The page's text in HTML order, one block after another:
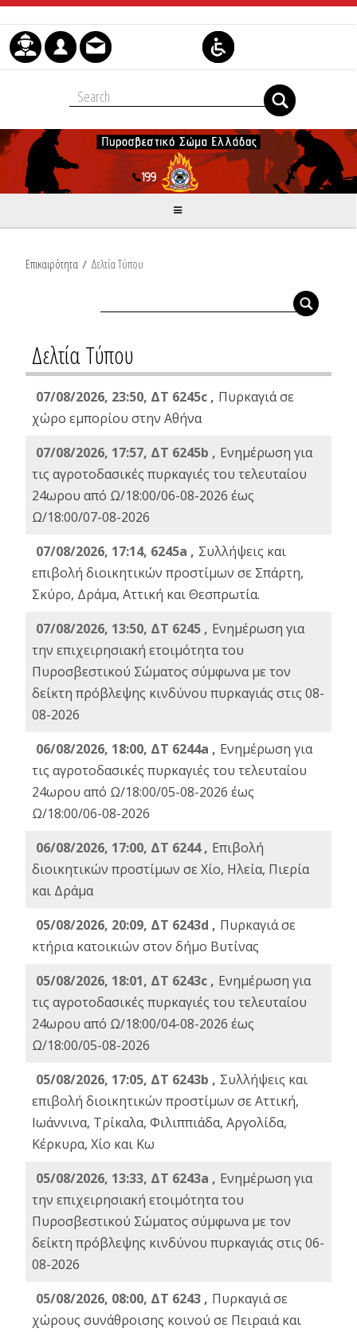
Μετάβαση στο περιεχόμενο
Επικαιρότητα / Δελτία Τύπου
Δελτία Τύπου
07/08/2026, 23:50, ΔΤ 6245c , Πυρκαγιά σε
χώρο εμπορίου στην Αθήνα
07/08/2026, 17:57, ΔΤ 6245b , Ενημέρωση για
τις αγροτοδασικές πυρκαγιές του τελευταίου
24ωρου από Ω/18:00/06-08-2026 έως
Ω/18:00/07-08-2026
07/08/2026, 17:14, 6245a , Συλλήψεις και
επιβολή διοικητικών προστίμων σε Σπάρτη,
Σκύρο, Δράμα, Αττική και Θεσπρωτία.
07/08/2026, 13:50, ΔΤ 6245 , Ενημέρωση για
την επιχειρησιακή ετοιμότητα του
Πυροσβεστικού Σώματος σύμφωνα με τον
δείκτη πρόβλεψης κινδύνου πυρκαγιάς στις 08-
08-2026
06/08/2026, 18:00, ΔΤ 6244a , Ενημέρωση για
τις αγροτοδασικές πυρκαγιές του τελευταίου
24ωρου από Ω/18:00/05-08-2026 έως
Ω/18:00/06-08-2026
06/08/2026, 17:00, ΔΤ 6244 , Επιβολή
διοικητικών προστίμων σε Χίο, Ηλεία, Πιερία
και Δράμα
05/08/2026, 20:09, ΔΤ 6243d , Πυρκαγιά σε
κτήρια κατοικιών στον δήμο Βυτίνας
05/08/2026, 18:01, ΔΤ 6243c , Ενημέρωση για
τις αγροτοδασικές πυρκαγιές του τελευταίου
24ωρου από Ω/18:00/04-08-2026 έως
Ω/18:00/05-08-2026
05/08/2026, 17:05, ΔΤ 6243b , Συλλήψεις και
επιβολή διοικητικών προστίμων σε Αττική,
Ιωάννινα, Τρίκαλα, Φιλιππιάδα, Αργολίδα,
Κέρκυρα, Χίο και Κω
05/08/2026, 13:33, ΔΤ 6243a , Ενημέρωση για
την επιχειρησιακή ετοιμότητα του
Πυροσβεστικού Σώματος σύμφωνα με τον
δείκτη πρόβλεψης κινδύνου πυρκαγιάς στις 06-
08-2026
05/08/2026, 08:00, ΔΤ 6243 , Πυρκαγιά σε
χώρους συνάθροισης κοινού σε Πειραιά και